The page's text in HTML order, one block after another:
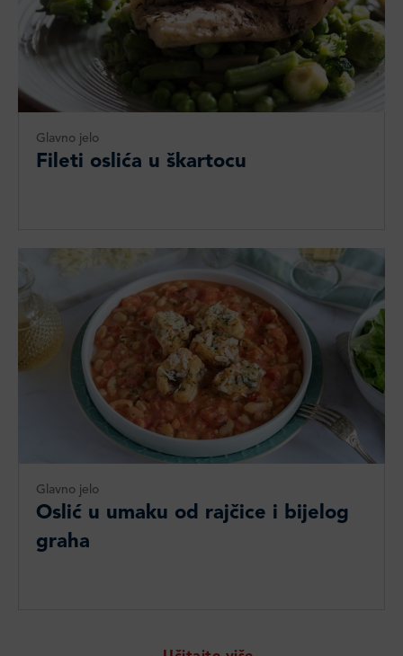
Glavno jelo
Fileti oslića u škartocu
Glavno jelo
Oslić u umaku od rajčice i bijelog
graha